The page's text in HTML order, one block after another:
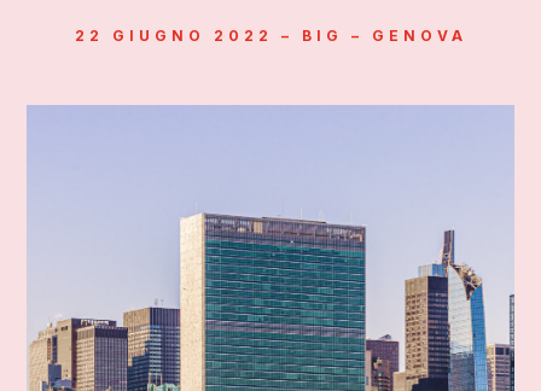
22 GIUGNO 2022 – BIG – GENOVA